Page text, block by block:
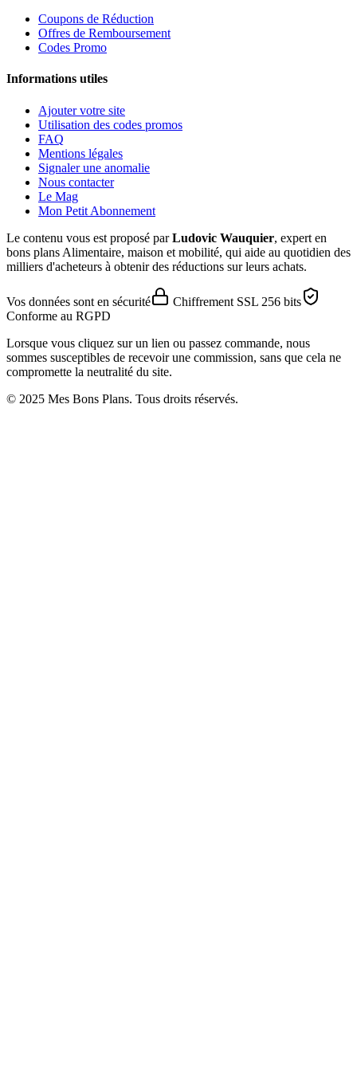
Coupons de Réduction
Offres de Remboursement
Codes Promo
Informations utiles
Ajouter votre site
Utilisation des codes promos
FAQ
Mentions légales
Signaler une anomalie
Nous contacter
Le Mag
Mon Petit Abonnement
Le contenu vous est proposé parLudovic Wauquier, expert en
bons plans Alimentaire, maison et mobilité, qui aide au quotidien des
milliers d'acheteurs à obtenir des réductions sur leurs achats.
Vos données sont en sécurité
Chiffrement SSL 256 bits
Conforme au RGPD
Lorsque vous cliquez sur un lien ou passez commande, nous
sommes susceptibles de recevoir une commission, sans que cela ne
compromette la neutralité du site.
© 2025 Mes Bons Plans. Tous droits réservés.